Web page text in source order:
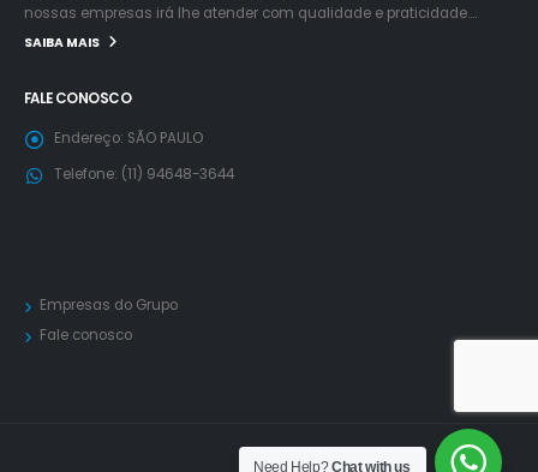
nossas empresas irá lhe atender com qualidade e praticidade….
SAIBA MAIS
FALE CONOSCO
Endereço: SÃO PAULO
Telefone: (11) 94648-3644
Empresas do Grupo
Fale conosco
Need Help?Chat with us